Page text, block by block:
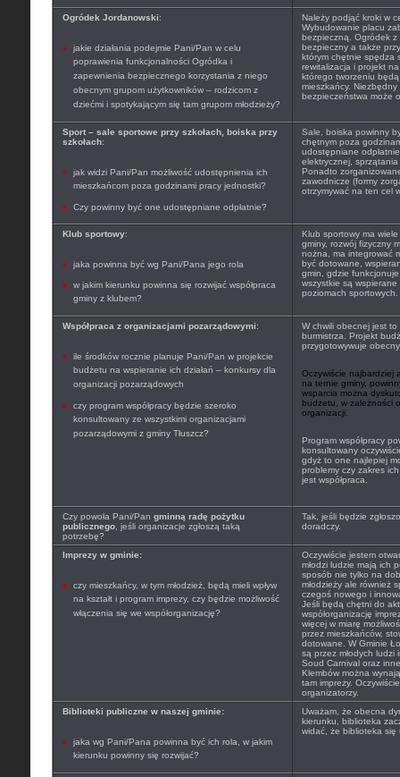
Ogródek Jordanowski:
jakie działania podejmie Pani/Pan w celu
poprawienia funkcjonalności Ogródka i
zapewnienia bezpiecznego korzystania z niego
obecnym grupom użytkowników – rodzicom z
dziećmi i spotykającym się tam grupom młodzieży?
Należy podjąć kroki w
Wybudowanie placu
bezpieczną. Ogródek z
bezpieczny a także
którym chętnie spędza
rewitalizacja i projekt
którego tworzeniu
mieszkańcy.
bezpieczeństwa może
Sport – sale sportowe przy szkołach, boiska przy
szkołach:
jak widzi Pani/Pan możliwość udostępnienia ich
mieszkańcom poza godzinami pracy jednostki?
Czy powinny być one udostępniane odpłatnie?
Sale, boiska powinny
chętnym poza
udostępniane
elektrycznej,
Ponadto
zawodnicze (formy
otrzymywać na ten cel
Klub sportowy:
jaka powinna być wg Pani/Pana jego rola
w jakim kierunku powinna się rozwijać współpraca
gminy z klubem?
Klub sportowy ma
gminy, rozwój fizyczny
nożna, ma integrować
być dotowane,
gmin, gdzie
wszystkie są
poziomach sportowych.
Współpraca z organizacjami pozarządowymi:
ile środków rocznie planuje Pani/Pan w projekcie
budżetu na wspieranie ich działań – konkursy dla
organizacji pozarządowych
czy program współpracy będzie szeroko
konsultowany ze wszystkimi organizacjami
pozarządowymi z gminy Tłuszcz?
W chwili obecnej jest
burmistrza. Projekt
przygotowywuje
Oczywiście najbardziej
na ternie gminy,
wsparcia można
budżetu, w zależności
organizacji.
Program współpracy
konsultowany
gdyż to one najlepiej
problemy czy zakres
jest współpraca.
Czy powoła Pani/Pan gminną radę pożytku
publicznego, jeśli organizacje zgłoszą taką
potrzebę?
Tak, jeśli będzie
doradczy.
Imprezy w gminie:
czy mieszkańcy, w tym młodzież, będą mieli wpływ
na kształt i program imprezy, czy będzie możliwość
włączenia się we współorganizację?
Oczywiście jestem
młodzi ludzie mają ich
sposób nie tylko na
młodzieży ale również
czegoś nowego i
Jeśli będą chętni do
współorganizację
więcej w miarę
przez mieszkańców,
dotowane. W Gminie
są przez młodych ludzi
Soud Carnival oraz
Klembów można
tam imprezy.
organizatorzy.
Biblioteki publiczne w naszej gminie:
jaka wg Pani/Pana powinna być ich rola, w jakim
kierunku powinny się rozwijać?
Uważam, że obecna
kierunku, biblioteka
widać, że biblioteka się